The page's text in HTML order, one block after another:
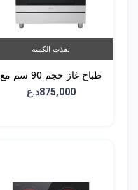
نفذت الكمية
طباخ غاز حجم 90 سم مع
فرن سعة 100 لتر -
875,000د.ع